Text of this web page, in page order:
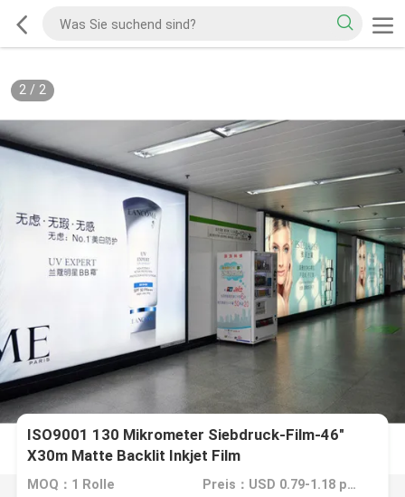
2/ 2
ISO9001 130 Mikrometer Siebdruck-Film-46"
X30m Matte Backlit Inkjet Film
MOQ：1 Rolle Preis：USD 0.79-1.18 per square meter